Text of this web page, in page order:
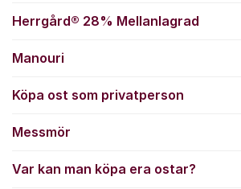
Herrgård® 28% Mellanlagrad
Manouri
Köpa ost som privatperson
Messmör
Var kan man köpa era ostar?